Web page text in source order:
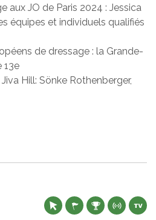
aux JO de Paris 2024 : Jessica
équipes et individuels qualifiés
de dressage : la Grande-
13e
Hill: Sönke Rothenberger,